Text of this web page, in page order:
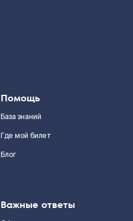
Помощь
База знаний
Где мой билет
Блог
Важные ответы